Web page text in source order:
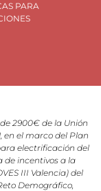
PARA
2900€ de la Unión
en el marco del Plan
electrificación del
incentivos a la
III Valencia) del
Demográfico,